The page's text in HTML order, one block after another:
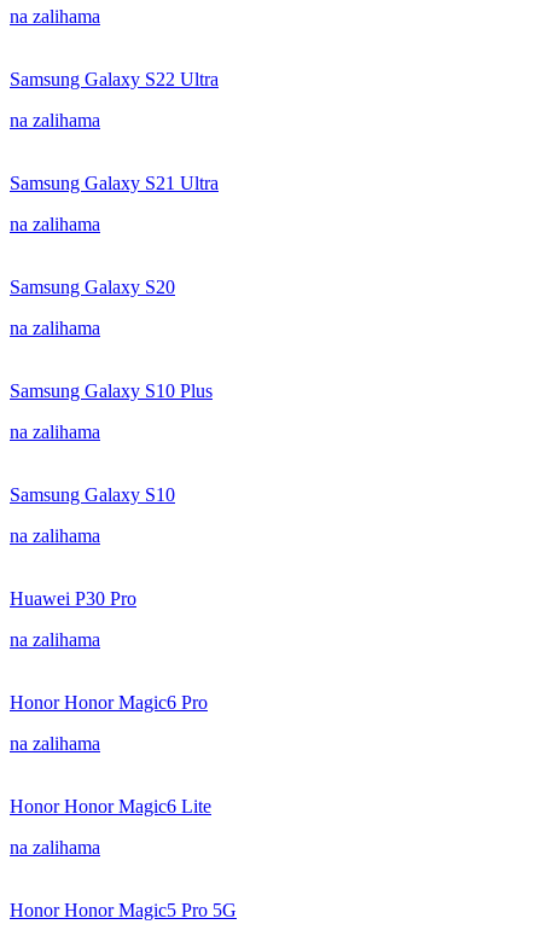
na zalihama
Samsung Galaxy S22 Ultra
na zalihama
Samsung Galaxy S21 Ultra
na zalihama
Samsung Galaxy S20
na zalihama
Samsung Galaxy S10 Plus
na zalihama
Samsung Galaxy S10
na zalihama
Huawei P30 Pro
na zalihama
Honor Honor Magic6 Pro
na zalihama
Honor Honor Magic6 Lite
na zalihama
Honor Honor Magic5 Pro 5G